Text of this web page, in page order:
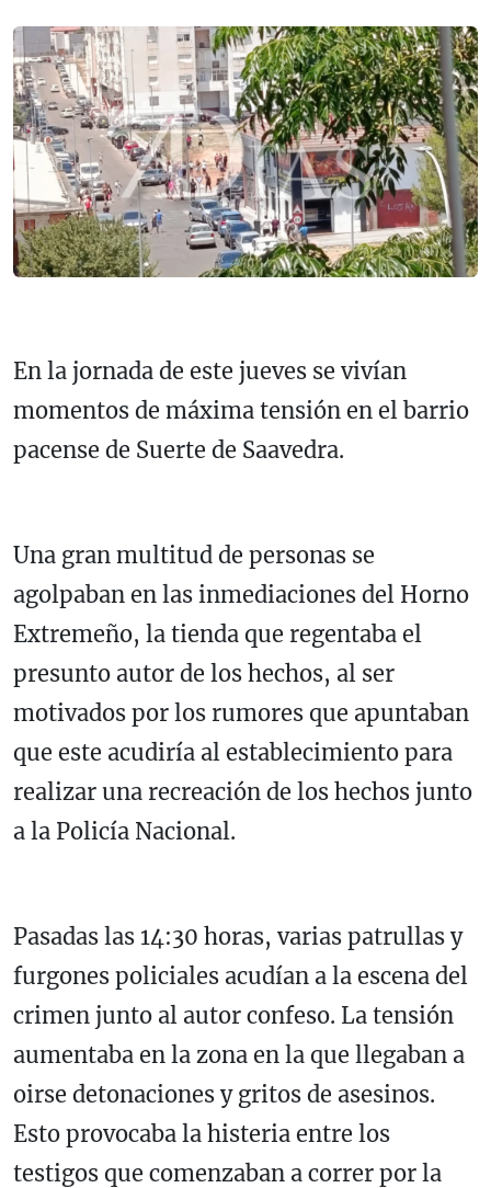
En la jornada de este jueves se vivían
momentos de máxima tensión en el barrio
pacense de Suerte de Saavedra.
Una gran multitud de personas se
agolpaban en las inmediaciones del Horno
Extremeño, la tienda que regentaba el
presunto autor de los hechos, al ser
motivados por los rumores que apuntaban
que este acudiría al establecimiento para
realizar una recreación de los hechos junto
a la Policía Nacional.
Pasadas las 14:30 horas, varias patrullas y
furgones policiales acudían a la escena del
crimen junto al autor confeso. La tensión
aumentaba en la zona en la que llegaban a
oirse detonaciones y gritos de asesinos.
Esto provocaba la histeria entre los
testigos que comenzaban a correr por la